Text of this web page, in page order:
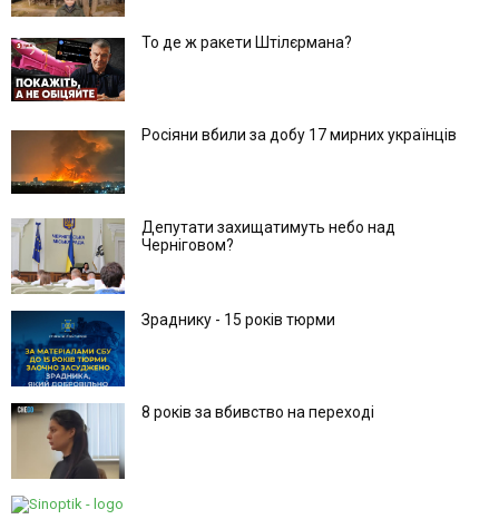
То де ж ракети Штілєрмана?
Росіяни вбили за добу 17 мирних українців
Депутати захищатимуть небо над
Черніговом?
Зраднику - 15 років тюрми
8 років за вбивство на переході